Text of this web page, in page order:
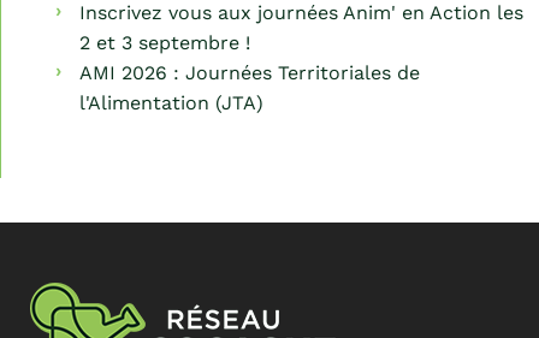
Inscrivez vous aux journées Anim' en Action les
2 et 3 septembre !
AMI 2026 : Journées Territoriales de
l'Alimentation (JTA)